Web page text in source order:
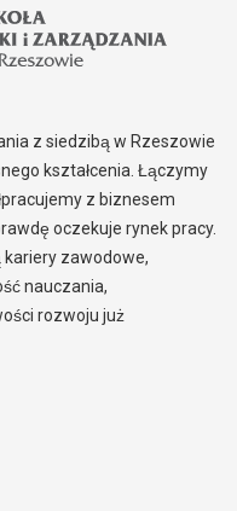
z siedzibą w Rzeszowie
kształcenia. Łączymy
z biznesem
oczekuje rynek pracy.
kariery zawodowe,
nauczania,
rozwoju już